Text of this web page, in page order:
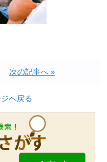
次の記事へ »
へ戻る